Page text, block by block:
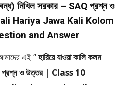
নিখিল সরকার – SAQ প্রশ্ন ও
Hariya Jawa Kali Kolom
and Answer
এই ”হারিয়ে যাওয়া কালি কলম
প্রশ্ন ও উত্তর | Class 10